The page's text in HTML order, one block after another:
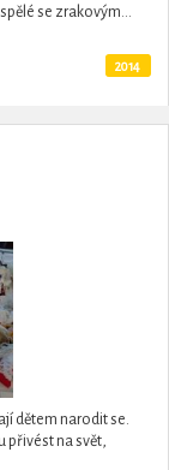
se zrakovým...
2014
dětem narodit se.
přivést na svět,